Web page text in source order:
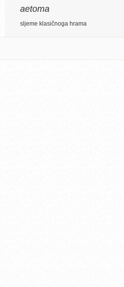
aetoma
sljeme klasičnoga hrama